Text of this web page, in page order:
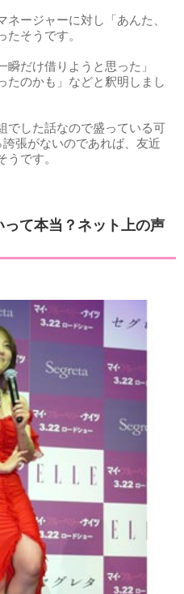
ージャーに対し「あんた、
そうです。
だけ借りようと思った」
たのかも」などと釈明しまし
でした話なので盛っている可
張がないのであれば、友近
です。
て本当？ネット上の声